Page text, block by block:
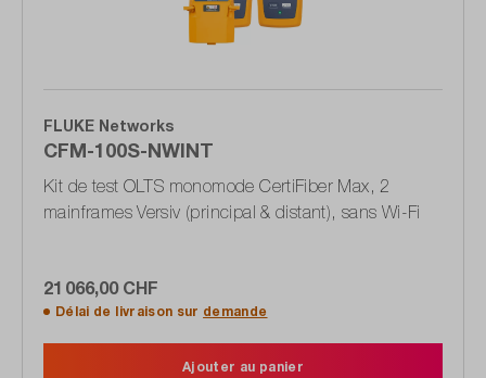
FLUKE Networks
CFM-100S-NWINT
Kit de test OLTS monomode CertiFiber Max, 2
mainframes Versiv (principal & distant), sans Wi-Fi
21 066,00 CHF
Délai de livraison sur demande
Ajouter au panier